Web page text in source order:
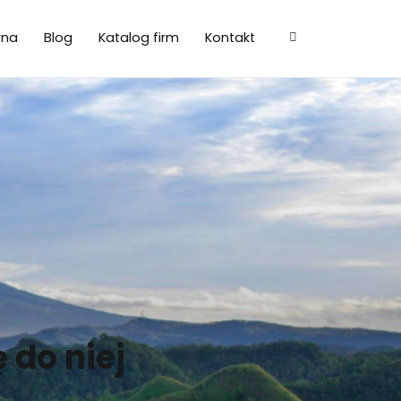
Blog Katalog firm Kontakt
do niej